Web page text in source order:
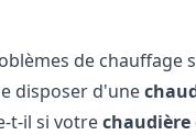
de
disposer d'une
t-il si votrechaudière